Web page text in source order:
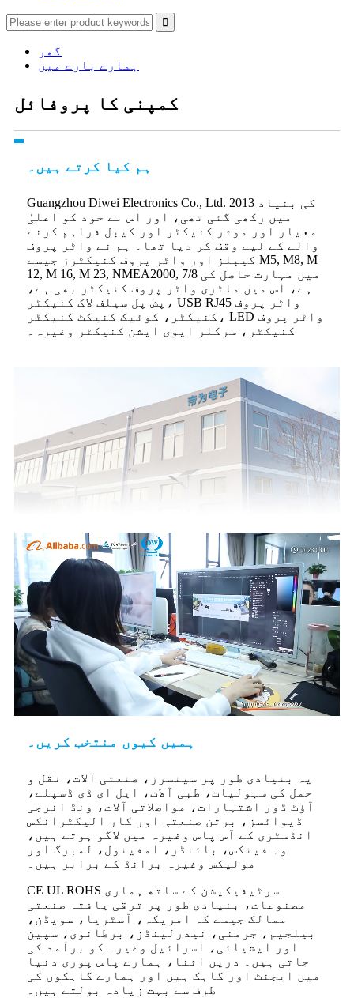
گھر
ہمارے بارے میں
کمپنی کا پروفائل
ہم کیا کرتے ہیں۔
Guangzhou Diwei Electronics Co., Ltd. کی بنیاد 2013
میں رکھی گئی تھی، اور اس نے خود کو اعلیٰ
معیار اور موثر کنیکٹر اور کیبل فراہم کرنے
والے کے لیے وقف کر دیا تھا۔ ہم نے واٹر پروف
کیبلز اور واٹر پروف کنیکٹرز جیسے M5, M8, M
12, M 16, M 23, NMEA2000, 7/8 میں مہارت حاصل کی
ہے، اس میں ملٹری واٹر پروف کنیکٹر بھی ہے،
پش پل سیلف لاک کنیکٹر، USB RJ45 واٹر پروف
کنیکٹر، کوئیک کنیکٹ کنیکٹر، LED واٹر پروف
کنیکٹر، سرکلر ایوی ایشن کنیکٹر وغیرہ۔
ہمیں کیوں منتخب کریں۔
یہ بنیادی طور پر سینسرز، صنعتی آلات، نقل و
حمل کی سہولیات، طبی آلات، ایل ای ڈی ڈسپلے،
آؤٹ ڈور اشتہارات، مواصلاتی آلات، ونڈ انرجی
ڈیوائسز، برتن صنعتی اور کار الیکٹرانکس
انڈسٹری کے آس پاس وغیرہ میں لاگو ہوتے ہیں،
وہ فینکس، بائنڈر، امفینول، لمبرگ اور
مولیکس وغیرہ برانڈ کے برابر ہیں۔
CE UL ROHS سرٹیفیکیشن کے ساتھ ہماری
مصنوعات، بنیادی طور پر ترقی یافتہ صنعتی
ممالک جیسے کہ امریکہ، آسٹریا، سویڈن،
بیلجیم، جرمنی، نیدرلینڈز، برطانوی، سپین
اور ایشیائی، اسرائیل وغیرہ کو برآمد کی
جاتی ہیں۔ دریں اثنا، ہمارے پاس پوری دنیا
میں ایجنٹ اور گاہک ہیں اور ہمارے گاہکوں کی
طرف سے بہت زیادہ بولتے ہیں۔